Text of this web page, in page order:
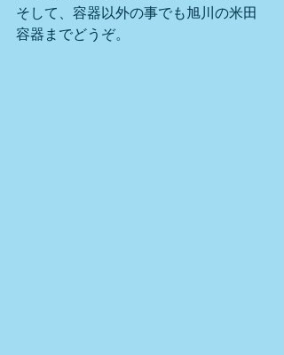
そして、容器以外の事でも旭川の米田
容器までどうぞ。